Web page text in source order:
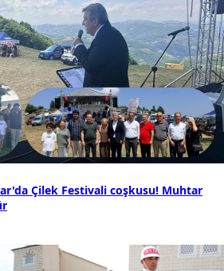
Çilek Festivali coşkusu! Muhtar